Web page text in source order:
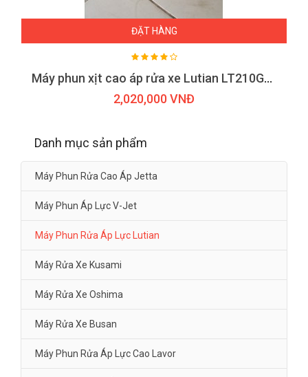
ĐẶT HÀNG
Máy phun xịt cao áp rửa xe Lutian LT210G-1300
2,020,000 VNĐ
Danh mục sản phẩm
Máy Phun Rửa Cao Áp Jetta
Máy Phun Áp Lực V-Jet
Máy Phun Rửa Áp Lực Lutian
Máy Rửa Xe Kusami
Máy Rửa Xe Oshima
Máy Rửa Xe Busan
Máy Phun Rửa Áp Lực Cao Lavor